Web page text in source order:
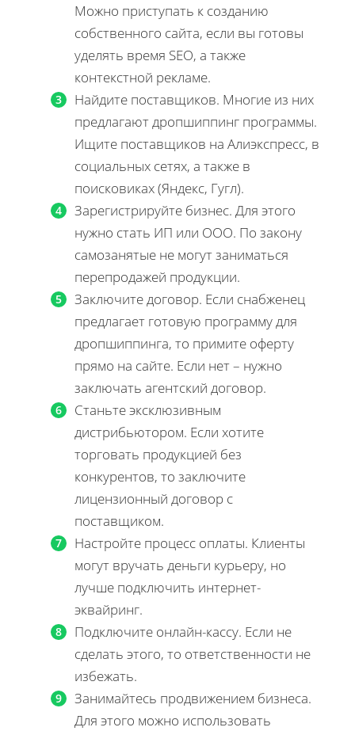
Можно приступать к созданию
собственного сайта, если вы готовы
уделять время SEO, а также
контекстной рекламе.
Найдите поставщиков. Многие из них
предлагают дропшиппинг программы.
Ищите поставщиков на Алиэкспресс, в
социальных сетях, а также в
поисковиках (Яндекс, Гугл).
Зарегистрируйте бизнес. Для этого
нужно стать ИП или ООО. По закону
самозанятые не могут заниматься
перепродажей продукции.
Заключите договор. Если снабженец
предлагает готовую программу для
дропшиппинга, то примите оферту
прямо на сайте. Если нет – нужно
заключать агентский договор.
Станьте эксклюзивным
дистрибьютором. Если хотите
торговать продукцией без
конкурентов, то заключите
лицензионный договор с
поставщиком.
Настройте процесс оплаты. Клиенты
могут вручать деньги курьеру, но
лучше подключить интернет-
эквайринг.
Подключите онлайн-кассу. Если не
сделать этого, то ответственности не
избежать.
Занимайтесь продвижением бизнеса.
Для этого можно использовать